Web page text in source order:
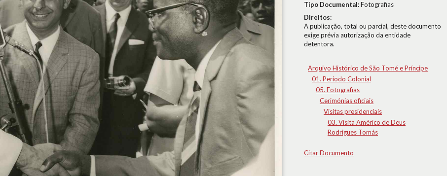
Tipo Documental:Fotografias
Direitos:
A publicação, total ou parcial, deste documento
exige prévia autorização da entidade
detentora.
Arquivo Histórico de São Tomé e Príncipe
01. Período Colonial
05. Fotografias
Cerimónias oficiais
Visitas presidenciais
03. Visita Américo de Deus
Rodrigues Tomás
Citar Documento